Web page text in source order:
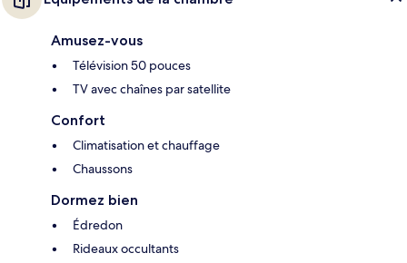
Amusez-vous
Télévision 50 pouces
TV avec chaînes par satellite
Confort
Climatisation et chauffage
Chaussons
Dormez bien
Édredon
Rideaux occultants